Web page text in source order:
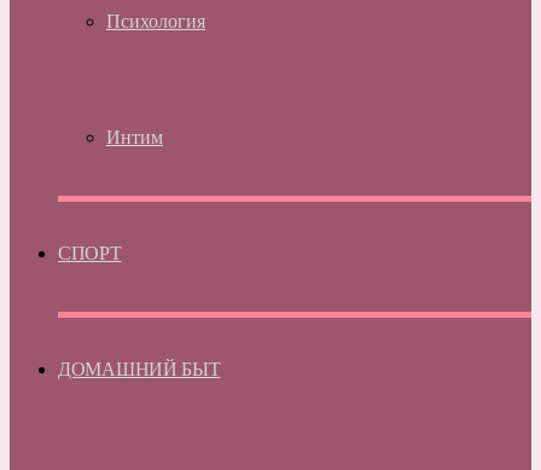
Психология
Интим
СПОРТ
ДОМАШНИЙ БЫТ